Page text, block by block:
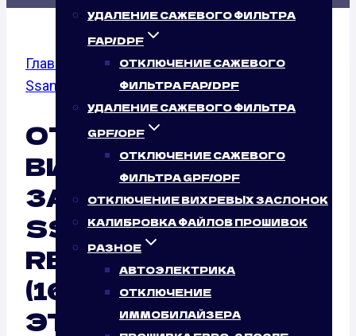
УДАЛЕНИЕ САЖЕВОГО ФИЛЬТРА
FAP/DPF
ОТКЛЮЧЕНИЕ САЖЕВОГО
ФИЛЬТРА FAP/DPF
УДАЛЕНИЕ САЖЕВОГО ФИЛЬТРА
GPF/OPF
ОТКЛЮЧЕНИЕ САЖЕВОГО
ФИЛЬТРА GPF/OPF
ОТКЛЮЧЕНИЕ ВИХРЕВЫХ ЗАСЛОНОК
КАЛИБРОВКА ФАЙЛОВ ПРОШИВОК
РАЗНОЕ
АВТОЭЛЕКТРИКА
ОТКЛЮЧЕНИЕ
ИММОБИЛАЙЗЕРА
Главная Отключение вихревых заслонок
SsangYong
Rexton/ RX 270 XDI
ОТКЛЮЧЕНИЕ
ВИХРЕВЫХ
ЗАСЛОНОК
SSANGYONG
REXTON RX 270 XDI
(165 Л.С.): ТАК ЛИ
ЭТО НУЖНО